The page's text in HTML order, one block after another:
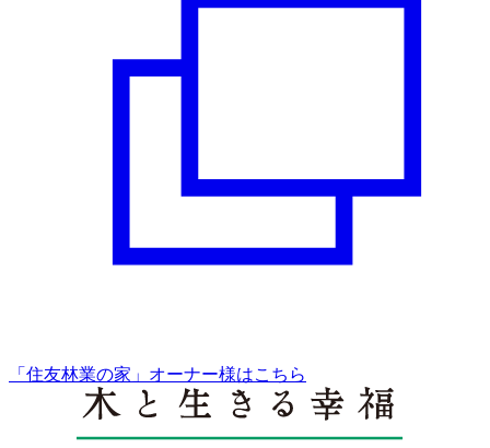
「住友林業の家」オーナー様はこちら